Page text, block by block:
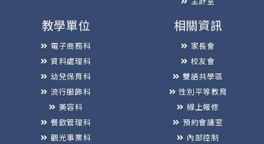
教學單位
電子商務科
資料處理科
幼兒保育科
流行服飾科
美容科
餐飲管理科
觀光事業科
相關資訊
家長會
校友會
雙語共學區
性別平等教育
線上報修
預約會議室
內部控制